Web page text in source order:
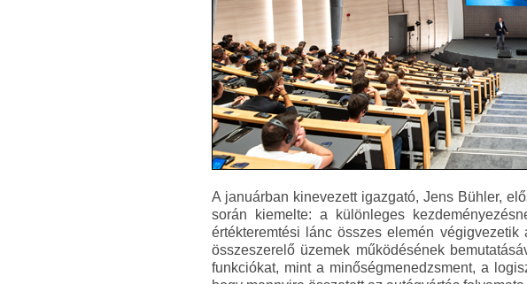
A januárban kinevezett igazgató, Jens Bühler,
során kiemelte: a különleges
értékteremtési lánc összes elemén
összeszerelő üzemek működésének
funkciókat, mint a minőségmenedzsment, a